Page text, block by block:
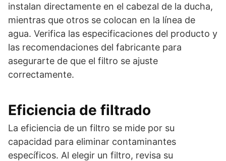
instalan directamente en el cabezal de la ducha,
mientras que otros se colocan en la línea de
agua. Verifica las especificaciones del producto y
las recomendaciones del fabricante para
asegurarte de que el filtro se ajuste
correctamente.
Eficiencia de filtrado
La eficiencia de un filtro se mide por su
capacidad para eliminar contaminantes
específicos. Al elegir un filtro, revisa su